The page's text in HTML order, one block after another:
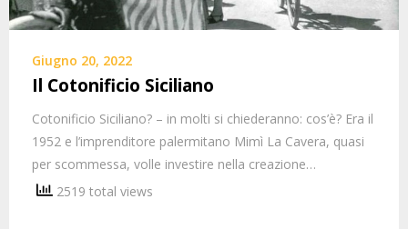
Giugno 20, 2022
Il Cotonificio Siciliano
Cotonificio Siciliano? – in molti si chiederanno: cos’è? Era il
1952 e l’imprenditore palermitano Mimì La Cavera, quasi
per scommessa, volle investire nella creazione…
2519 total views